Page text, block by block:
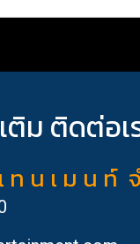
ติม ติดต่อเ
ท น เ ม น ท์